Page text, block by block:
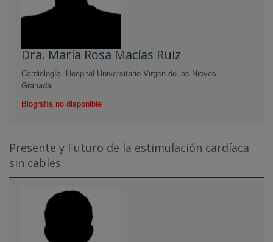
Dra. María Rosa Macías Ruiz
Cardiología. Hospital Universitario Virgen de las Nieves.
Granada.
Biografía no disponible
Presente y Futuro de la estimulación cardíaca
sin cables